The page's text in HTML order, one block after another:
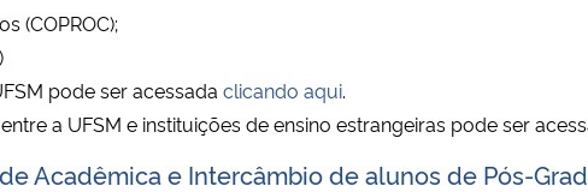
(COPROC);
pode ser acessada clicando aqui.
a UFSM e instituições de ensino estrangeiras pode ser
Acadêmica e Intercâmbio de alunos de Pós-